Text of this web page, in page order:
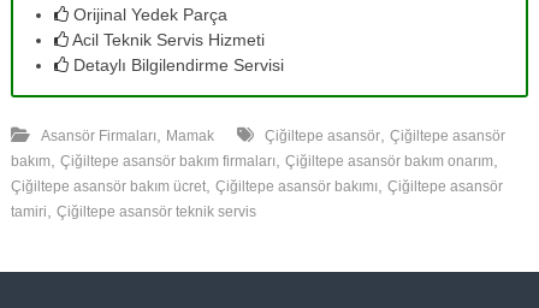
Orijinal Yedek Parça
Acil Teknik Servis Hizmeti
Detaylı Bilgilendirme Servisi
Asansör Firmaları Mamak Çiğiltepe asansör, Çiğiltepe asansör
bakım
Çiğiltepe asansör bakım firmaları Çiğiltepe asansör bakım onarım
Çiğiltepe asansör bakım ücret, Çiğiltepe asansör bakımı
Çiğiltepe asansör
tamiri
Çiğiltepe asansör teknik servis